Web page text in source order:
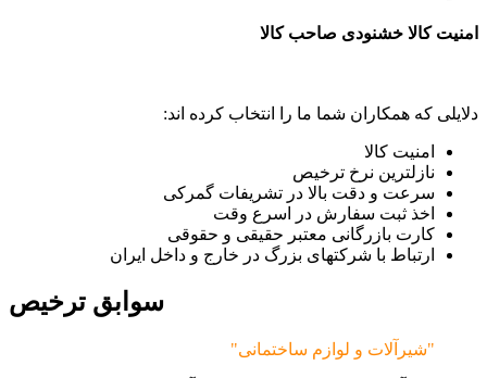
امنیت کالا خشنودی صاحب کالا
دلایلی که همکاران شما ما را انتخاب کرده اند:
امنیت کالا
نازلترین نرخ ترخیص
سرعت و دقت بالا در تشریفات گمرکی
اخذ ثبت سفارش در اسرع وقت
کارت بازرگانی معتبر حقیقی و حقوقی
ارتباط با شرکتهای بزرگ در خارج و داخل ایران
سوابق ترخیص
"شیرآلات و لوازم ساختمانی"